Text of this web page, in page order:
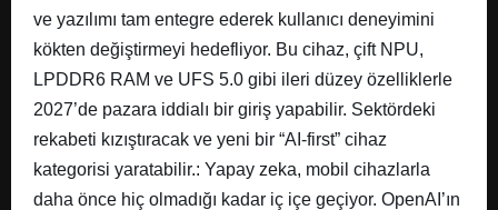
ve yazılımı tam entegre ederek kullanıcı deneyimini
kökten değiştirmeyi hedefliyor. Bu cihaz, çift NPU,
LPDDR6 RAM ve UFS 5.0 gibi ileri düzey özelliklerle
2027’de pazara iddialı bir giriş yapabilir. Sektördeki
rekabeti kızıştıracak ve yeni bir “AI-first” cihaz
kategorisi yaratabilir.: Yapay zeka, mobil cihazlarla
daha önce hiç olmadığı kadar iç içe geçiyor. OpenAI’ın